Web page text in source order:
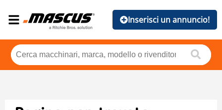
Inserisci un annuncio!